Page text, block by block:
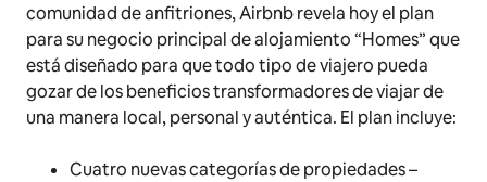
comunidad de anfitriones, Airbnb revela hoy el plan
para su negocio principal de alojamiento “Homes” que
está diseñado para que todo tipo de viajero pueda
gozar de los beneficios transformadores de viajar de
una manera local, personal y auténtica. El plan incluye:
Cuatro nuevas categorías de propiedades –